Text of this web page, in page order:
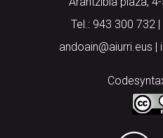
Tel.: 943 300 732
andoain@aiurri.eus |